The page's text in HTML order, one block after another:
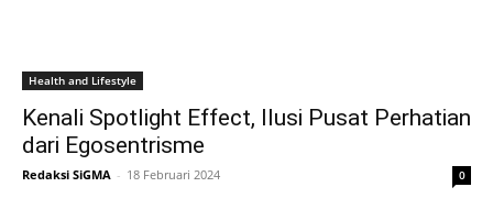
Health and Lifestyle
Kenali Spotlight Effect, Ilusi Pusat Perhatian
dari Egosentrisme
Redaksi SiGMA - 18 Februari 2024 0